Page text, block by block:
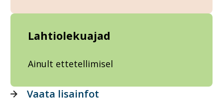
Lahtiolekuajad
Ainult ettetellimisel
Vaata lisainfot